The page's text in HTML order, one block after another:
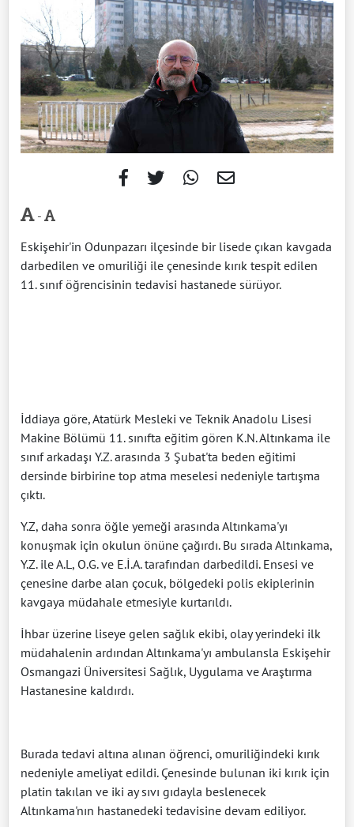
-
Eskişehir'in Odunpazarı ilçesinde bir lisede çıkan kavgada
darbedilen ve omuriliği ile çenesinde kırık tespit edilen
11. sınıf öğrencisinin tedavisi hastanede sürüyor.
İddiaya göre, Atatürk Mesleki ve Teknik Anadolu Lisesi
Makine Bölümü 11. sınıfta eğitim gören K.N. Altınkama ile
sınıf arkadaşı Y.Z. arasında 3 Şubat'ta beden eğitimi
dersinde birbirine top atma meselesi nedeniyle tartışma
çıktı.
Y.Z, daha sonra öğle yemeği arasında Altınkama'yı
konuşmak için okulun önüne çağırdı. Bu sırada Altınkama,
Y.Z. ile A.L, O.G. ve E.İ.A. tarafından darbedildi. Ensesi ve
çenesine darbe alan çocuk, bölgedeki polis ekiplerinin
kavgaya müdahale etmesiyle kurtarıldı.
İhbar üzerine liseye gelen sağlık ekibi, olay yerindeki ilk
müdahalenin ardından Altınkama'yı ambulansla Eskişehir
Osmangazi Üniversitesi Sağlık, Uygulama ve Araştırma
Hastanesine kaldırdı.
Burada tedavi altına alınan öğrenci, omuriliğindeki kırık
nedeniyle ameliyat edildi. Çenesinde bulunan iki kırık için
platin takılan ve iki ay sıvı gıdayla beslenecek
Altınkama'nın hastanedeki tedavisine devam ediliyor.